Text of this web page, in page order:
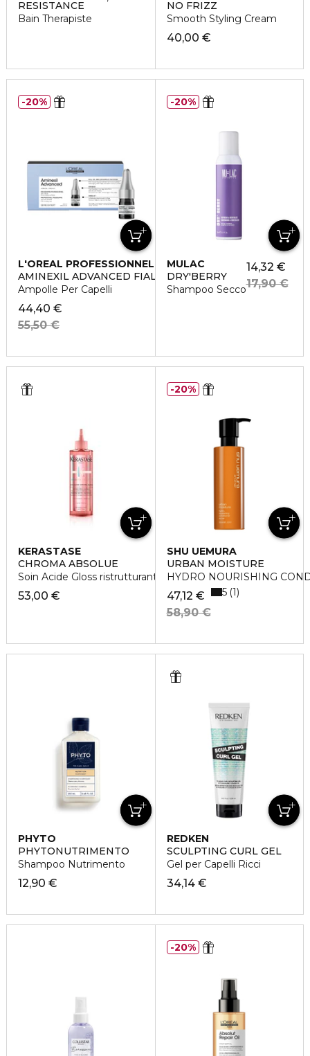
RESISTANCE
Bain Therapiste
NO FRIZZ
Smooth Styling Cream
40,00 €
L'OREAL PROFESSIONNEL
AMINEXIL ADVANCED FIALE
Ampolle Per Capelli
44,40 €
55,50 €
20%
MULAC
DRY'BERRY
Shampoo Secco
14,32 €
17,90 €
20%
KERASTASE
CHROMA ABSOLUE
Soin Acide Gloss ristrutturante
53,00 €
SHU UEMURA
URBAN MOISTURE
HYDRO NOURISHING
47,12 €
58,90 €
5 1
20%
PHYTO
PHYTONUTRIMENTO
Shampoo Nutrimento
12,90 €
REDKEN
SCULPTING CURL GEL
Gel per Capelli Ricci
34,14 €
20%